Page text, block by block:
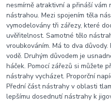
nesmírně atraktivní a přináší vám
nástrahou. Mezi spojením těla
vymodelovány tři zářezy, které
uvěřitelnost. Samotné tělo
vroubkováním. Má to dva
vodě. Druhým důvodem je
háček. Pomocí zářezů si můžete
nástrahy vycházet. Proporční
Přední část nástrahy v oblasti
lepšímu dosednutí nástrahy k